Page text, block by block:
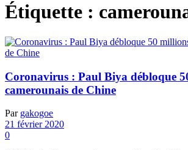
Étiquette :
Coronavirus : Paul Biya débloque
camerounais de Chine
Par gakogoe
21 février 2020
0